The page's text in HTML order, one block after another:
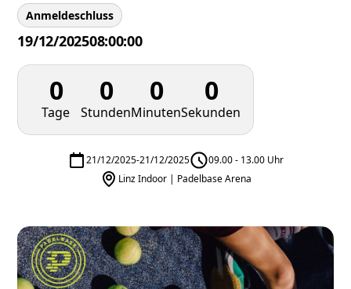
Anmeldeschluss
19/12/202508:00:00
0
Tage
0
Stunden
0
Minuten
0
Sekunden
21/12/2025-21/12/2025
09.00 - 13.00 Uhr
Linz Indoor | Padelbase Arena